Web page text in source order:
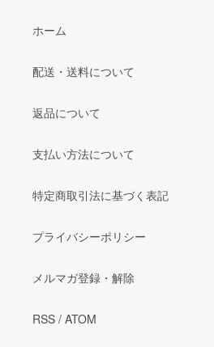
ホーム
配送・送料について
返品について
支払い方法について
特定商取引法に基づく表記
プライバシーポリシー
メルマガ登録・解除
RSS / ATOM